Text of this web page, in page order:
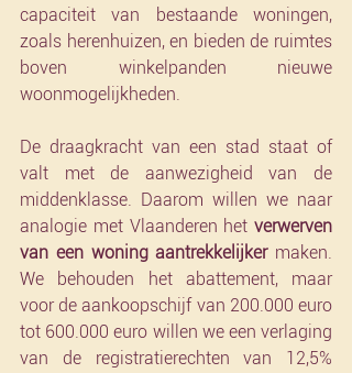
capaciteit van bestaande woningen,
zoals herenhuizen, en bieden de ruimtes
boven winkelpanden nieuwe
woonmogelijkheden.
De draagkracht van een stad staat of
valt met de aanwezigheid van de
middenklasse. Daarom willen we naar
analogie met Vlaanderen het verwerven
van een woning aantrekkelijker maken.
We behouden het abattement, maar
voor de aankoopschijf van 200.000 euro
tot 600.000 euro willen we een verlaging
van de registratierechten van 12,5%